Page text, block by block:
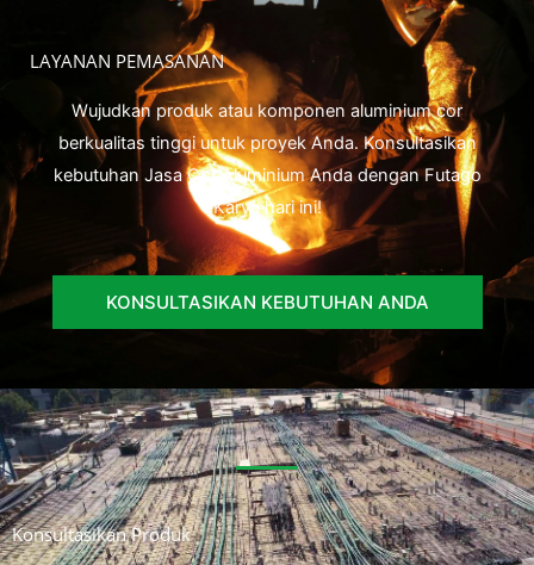
LAYANAN PEMASANAN
Wujudkan produk atau komponen aluminium cor
berkualitas tinggi untuk proyek Anda. Konsultasikan
kebutuhan Jasa Cor Aluminium Anda dengan Futago
Karya hari ini!
KONSULTASIKAN KEBUTUHAN ANDA
Konsultasikan Produk